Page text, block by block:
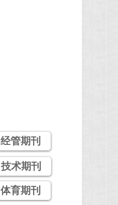
经管期刊
技术期刊
体育期刊